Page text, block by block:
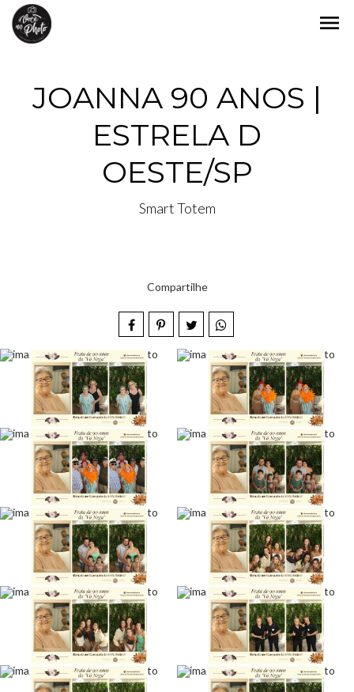
menu
JOANNA 90 ANOS |
ESTRELA D
OESTE/SP
Smart Totem
Compartilhe